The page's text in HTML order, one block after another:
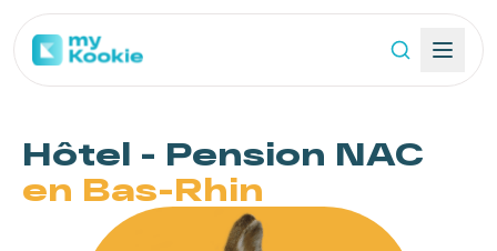
Hôtel - Pension NAC
en Bas-Rhin